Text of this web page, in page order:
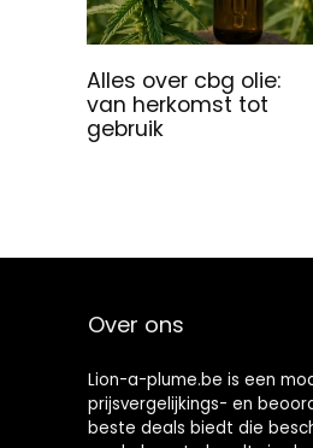
Alles over cbg olie:
van herkomst tot
gebruik
Over ons
Lion-a-plume.be is een
prijsvergelijkings- en
beste deals biedt die